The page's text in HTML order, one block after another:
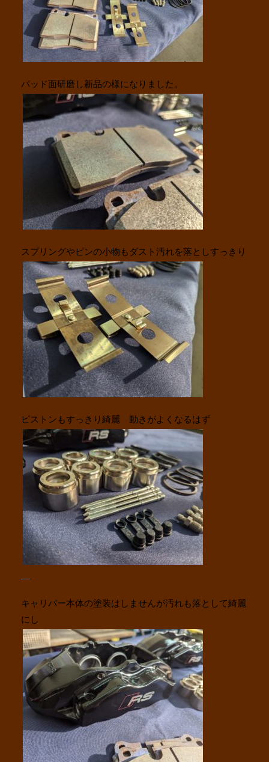
パッド面研磨し新品の様になりました。
スプリングやピンの小物もダスト汚れを落としすっきり
ピストンもすっきり綺麗 動きがよくなるはず
キャリパー本体の塗装はしませんが汚れも落として綺麗
にし